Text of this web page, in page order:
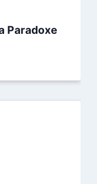
Paradoxe